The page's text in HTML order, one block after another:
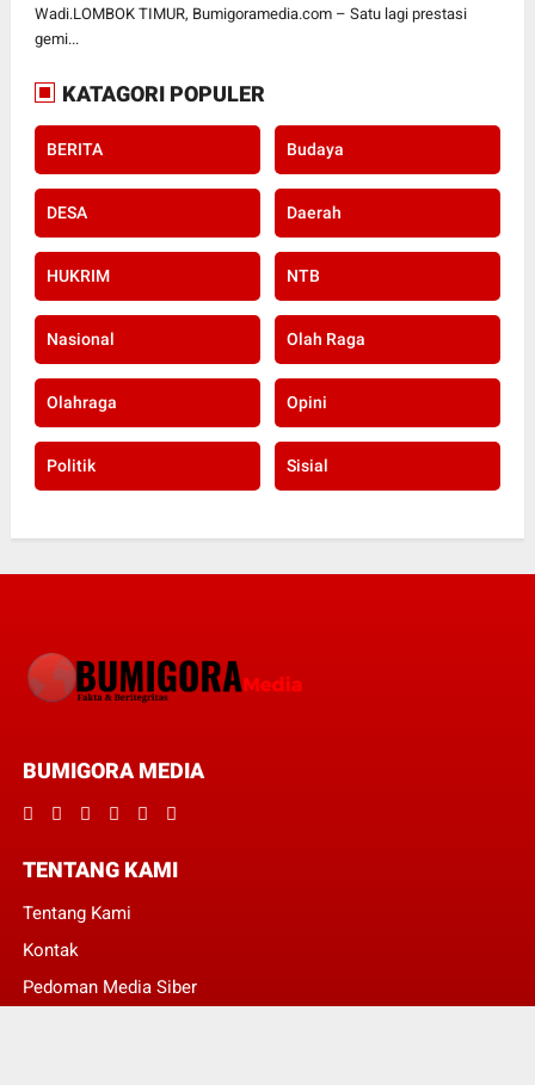
Wadi.LOMBOK TIMUR, Bumigoramedia.com – Satu lagi prestasi
gemi...
KATAGORI POPULER
BERITA Budaya
DESA Daerah
HUKRIM NTB
Nasional Olah Raga
Olahraga Opini
Politik Sisial
BUMIGORA MEDIA
TENTANG KAMI
Tentang Kami
Kontak
Pedoman Media Siber